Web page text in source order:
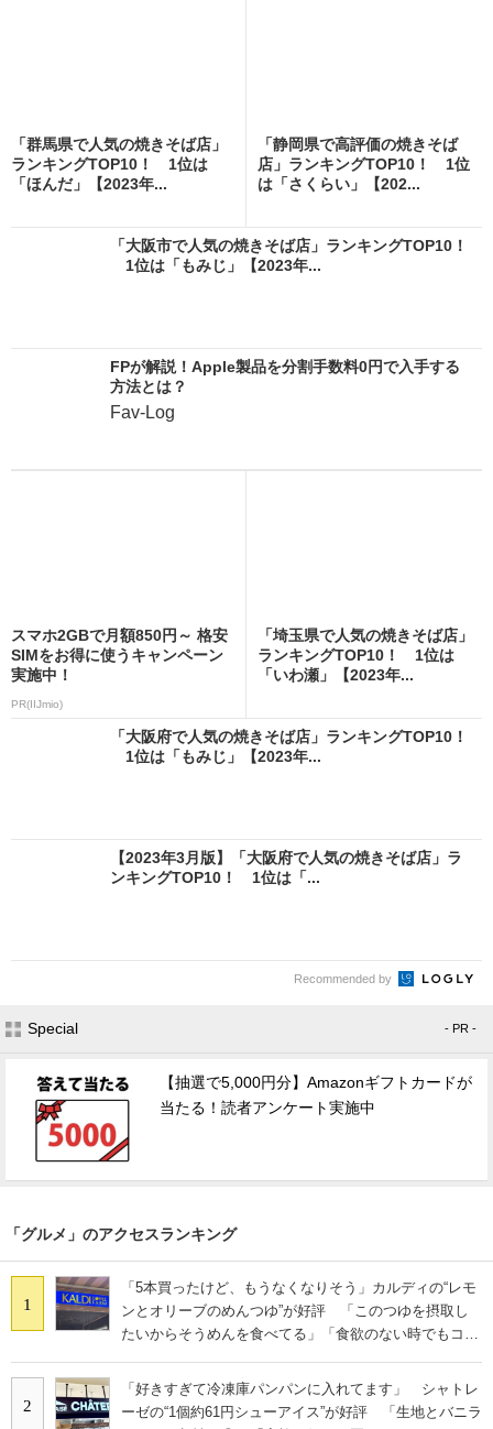
「群馬県で人気の焼きそば店」
ランキングTOP10！ 1位は
「ほんだ」【2023年...
「静岡県で高評価の焼きそば
店」ランキングTOP10！ 1位
は「さくらい」【202...
「大阪市で人気の焼きそば店」ランキングTOP10！
1位は「もみじ」【2023年...
FPが解説！Apple製品を分割手数料0円で入手する
方法とは？
Fav-Log
スマホ2GBで月額850円～ 格安
SIMをお得に使うキャンペーン
実施中！
PR(IIJmio)
「埼玉県で人気の焼きそば店」
ランキングTOP10！ 1位は
「いわ瀬」【2023年...
「大阪府で人気の焼きそば店」ランキングTOP10！
1位は「もみじ」【2023年...
【2023年3月版】「大阪府で人気の焼きそば店」ラ
ンキングTOP10！ 1位は「...
Recommended by
Special - PR -
【抽選で5,000円分】Amazonギフトカードが
当たる！読者アンケート実施中
「グルメ」のアクセスランキング
1
「5本買ったけど、もうなくなりそう」カルディの“レモ
ンとオリーブのめんつゆ”が好評 「このつゆを摂取し
たいからそうめんを食べてる」「食欲のない時でもコレ
2
「好きすぎて冷凍庫パンパンに入れてます」 シャトレ
ーゼの“1個約61円シューアイス”が好評 「生地とバニラ